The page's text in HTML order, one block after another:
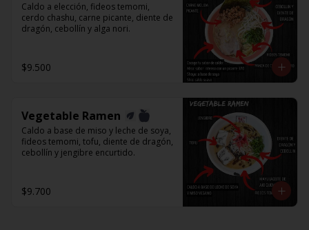
Caldo a elección, fideos temomi,
cerdo chashu, carne picante, diente de
dragón, cebollín y alga nori.
$9.500
Vegetable Ramen
Caldo a base de miso y leche de soya,
fideos temomi, tofu, diente de dragón,
cebollín y jengibre encurtido.
$9.700